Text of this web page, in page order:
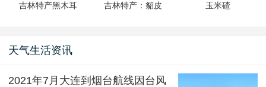
吉林特产黑木耳 吉林特产：貂皮 玉米碴
天气生活资讯
2021年7月大连到烟台航线因台风